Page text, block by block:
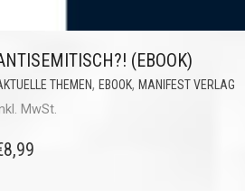
(EBOOK)
THEMEN, EBOOK, MANIFEST VERLAG
MwSt.
8,99